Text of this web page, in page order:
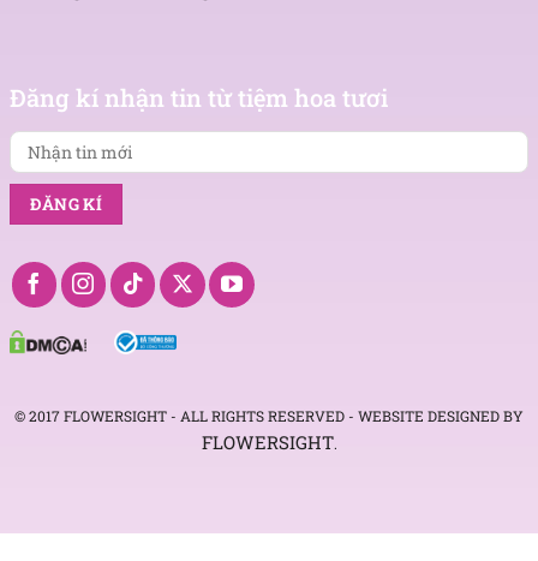
Đăng kí nhận tin từ tiệm hoa tươi
tin
mới
© 2017 FLOWERSIGHT - ALL RIGHTS RESERVED - WEBSITE DESIGNED BY
FLOWERSIGHT.